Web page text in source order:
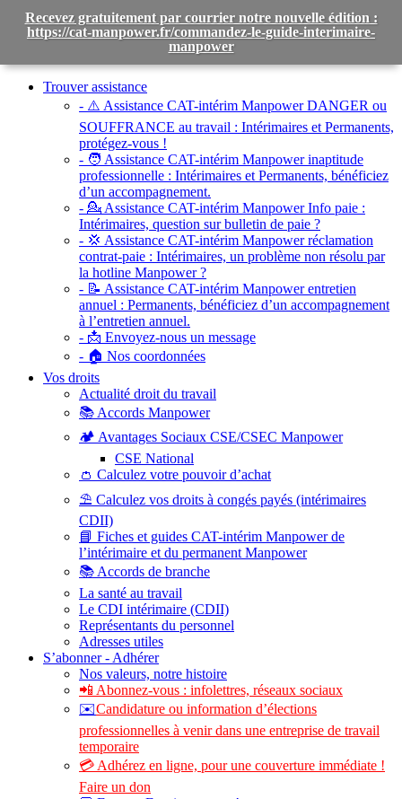
Toggle
navigationTrouver assistance
- ⚠️ Assistance CAT-intérim Manpower DANGER ou
SOUFFRANCE au travail : Intérimaires et Permanents,
protégez-vous !
- 🧑 Assistance CAT-intérim Manpower inaptitude
professionnelle : Intérimaires et Permanents, bénéficiez
d’un accompagnement.
- 💁 Assistance CAT-intérim Manpower Info paie :
Intérimaires, question sur bulletin de paie ?
- 💢 Assistance CAT-intérim Manpower réclamation
contrat-paie : Intérimaires, un problème non résolu par
la hotline Manpower ?
- 📝 Assistance CAT-intérim Manpower entretien
annuel : Permanents, bénéficiez d’un accompagnement
à l’entretien annuel.
- 📩 Envoyez-nous un message
- 🏠 Nos coordonnées
Vos droits
Actualité droit du travail
📚 Accords Manpower
🏕️ Avantages Sociaux CSE/CSEC Manpower
CSE National
👛 Calculez votre pouvoir d’achat
⛱️ Calculez vos droits à congés payés (intérimaires
CDII)
📘 Fiches et guides CAT-intérim Manpower de
l’intérimaire et du permanent Manpower
📚 Accords de branche
La santé au travail
Le CDI intérimaire (CDII)
Représentants du personnel
Adresses utiles
S’abonner - Adhérer
Nos valeurs, notre histoire
📲 Abonnez-vous : infolettres, réseaux sociaux
✉️Candidature ou information d’élections
professionnelles à venir dans une entreprise de travail
temporaire
💳 Adhérez en ligne, pour une couverture immédiate !
Faire un don
Recevez gratuitement par courrier notre nouvelle édition :
https://cat-manpower.fr/commandez-le-guide-interimaire-
manpower